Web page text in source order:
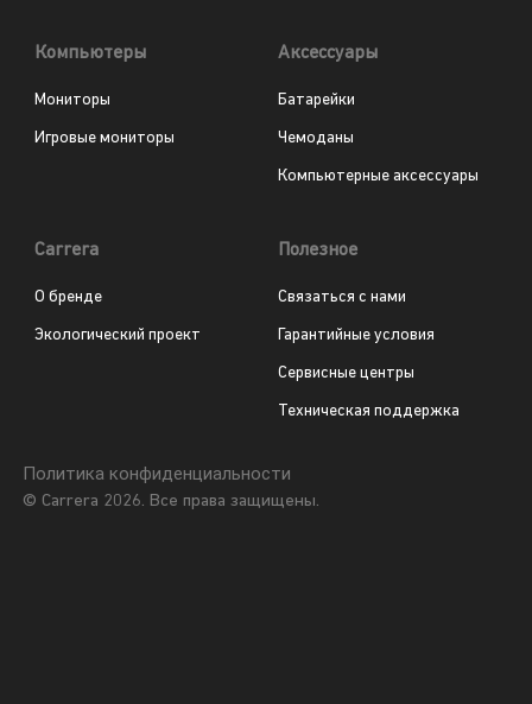
Компьютеры
Мониторы
Игровые мониторы
Аксессуары
Батарейки
Чемоданы
Компьютерные аксессуары
Carrera
О бренде
Экологический проект
Полезное
Связаться с нами
Гарантийные условия
Сервисные центры
Техническая поддержка
© Carrera 2026. Все права защищены.
Политика конфиденциальности